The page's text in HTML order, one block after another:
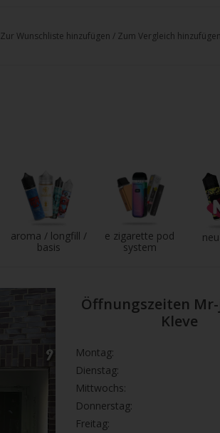
Zur Wunschliste hinzufügen / Zum Vergleich hinzufügen
aroma / longfill /
basis
e zigarette pod
system
Öffnungszeiten
Kleve
Montag:
Dienstag:
Mittwochs:
Donnerstag:
Freitag: